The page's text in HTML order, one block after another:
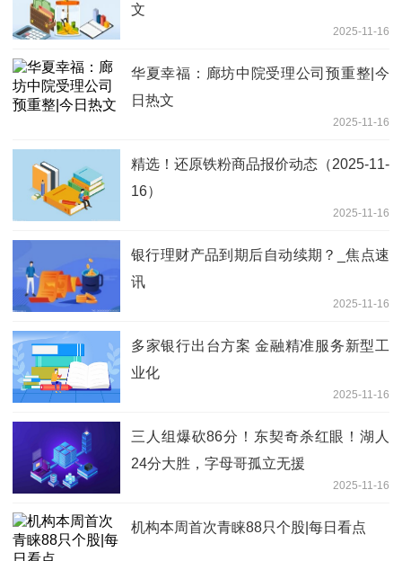
文
2025-11-16
华夏幸福：廊坊中院受理公司预重整|今
日热文
2025-11-16
精选！还原铁粉商品报价动态（2025-11-
16）
2025-11-16
银行理财产品到期后自动续期？_焦点速
讯
2025-11-16
多家银行出台方案 金融精准服务新型工
业化
2025-11-16
三人组爆砍86分！东契奇杀红眼！湖人
24分大胜，字母哥孤立无援
2025-11-16
机构本周首次青睐88只个股|每日看点